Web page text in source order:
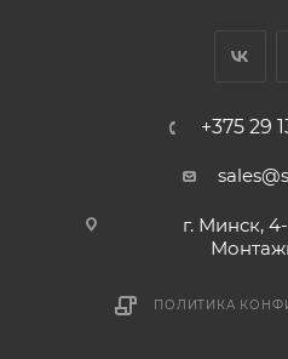
+375 29
г. Минск,
ПОЛИТИКА